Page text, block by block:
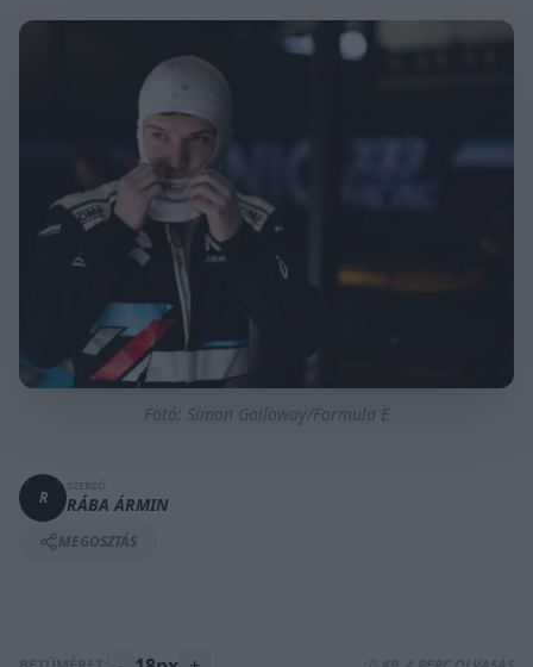
Fotó: Simon Galloway/Formula E
R RÁBA ÁRMIN
MEGOSZTÁS